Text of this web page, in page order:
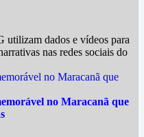
utilizam dados e vídeos para
nas redes sociais do
no Maracanã que